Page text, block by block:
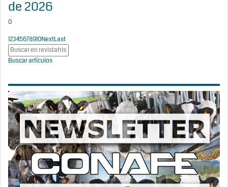
de 2026
0
12345678910NextLast
Buscar artículos